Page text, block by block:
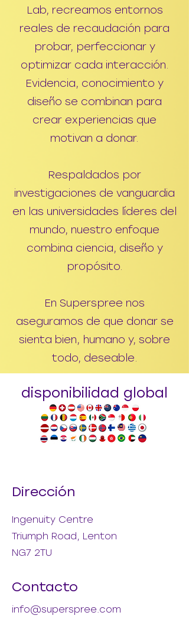
Lab, recreamos entornos
reales de recaudación para
probar, perfeccionar y
optimizar cada interacción.
Evidencia, conocimiento y
diseño se combinan para
crear experiencias que
motivan a donar.
Respaldados por
investigaciones de vanguardia
en las universidades líderes del
mundo, nuestro enfoque
combina ciencia, diseño y
propósito.
En Superspree nos
aseguramos de que donar se
sienta bien, humano y, sobre
todo, deseable.
disponibilidad global
Dirección
Ingenuity Centre
Triumph Road, Lenton
NG7 2TU
Contacto
info@superspree.com